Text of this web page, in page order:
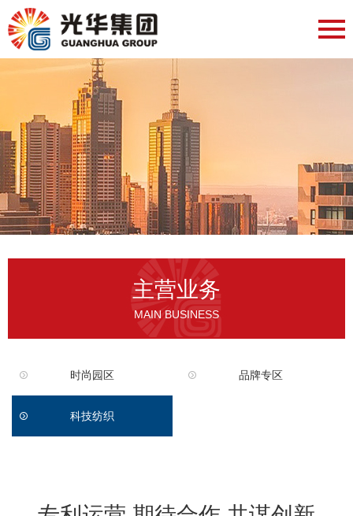
主营业务
MAIN BUSINESS
时尚园区 品牌专区
科技纺织